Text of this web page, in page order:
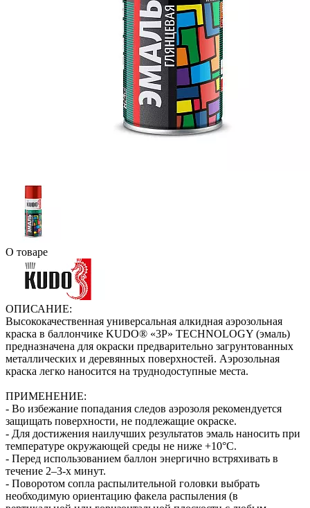
О товаре
ОПИСАНИЕ:
Высококачественная универсальная алкидная аэрозольная
краска в баллончике KUDO® «3P» TECHNOLOGY (эмаль)
предназначена для окраски предварительно загрунтованных
металлических и деревянных поверхностей. Аэрозольная
краска легко наносится на труднодоступные места.
ПРИМЕНЕНИЕ:
- Во избежание попадания следов аэрозоля рекомендуется
защищать поверхности, не подлежащие окраске.
- Для достижения наилучших результатов эмаль наносить при
температуре окружающей среды не ниже +10°С.
- Перед использованием баллон энергично встряхивать в
течение 2–3-х минут.
- Поворотом сопла распылительной головки выбрать
необходимую ориентацию факела распыления (в